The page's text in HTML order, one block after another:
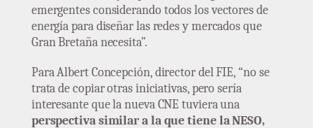
emergentes considerando todos los vectores de
energía para diseñar las redes y mercados que
Gran Bretaña necesita”.
Para Albert Concepción, director del FIE, “no se
trata de copiar otras iniciativas, pero sería
interesante que la nueva CNE tuviera una
perspectiva similar a la que tiene la NESO,